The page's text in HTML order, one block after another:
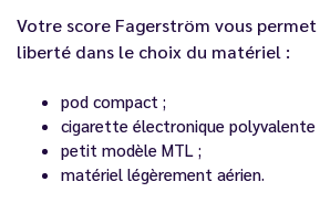
Votre score Fagerström vous
liberté dans le choix du matériel :
pod compact ;
cigarette électronique polyvalente
petit modèle MTL ;
matériel légèrement aérien.